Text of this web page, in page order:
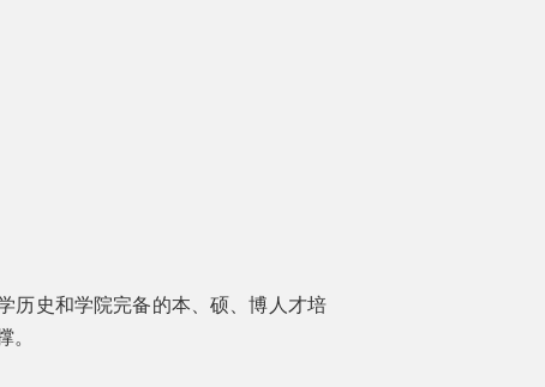
历史和学院完备的本、硕、博人才培
。